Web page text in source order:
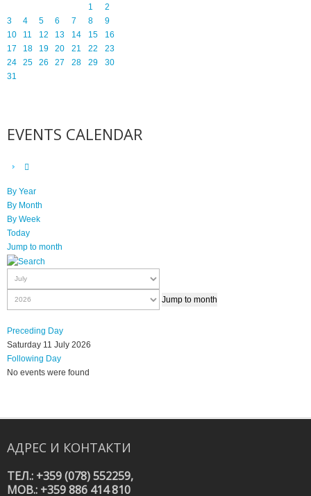
1
2
3
4 5 6 7 8
9
10
11 12 13 14 15
16
17
18 19 20 21 22
23
24
25 26 27 28 29
30
31
EVENTS CALENDAR
By Year
By Month
By Week
Today
Jump to month
Jump to month
Preceding Day
Saturday 11 July 2026
Following Day
No events were found
АДРЕС И КОНТАКТИ
ТЕЛ.: +359 (078) 552259,
MOB.: +359 886 414 810